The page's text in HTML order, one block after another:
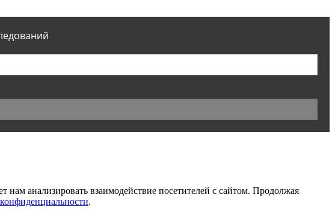
нам анализировать взаимодействие посетителей с сайтом. Продолжая
.